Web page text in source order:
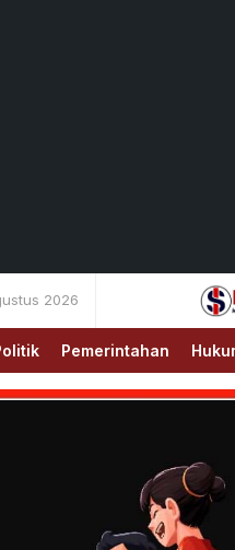
2026
Pemerintahan